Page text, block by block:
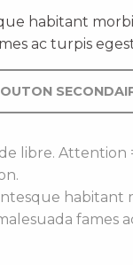
habitant
ac turpis
libre. Attention
habitant
fames